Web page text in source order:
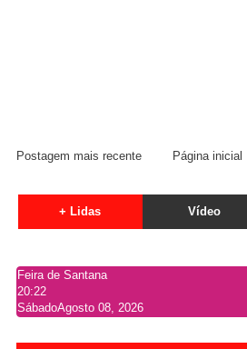
Postagem mais recente Página inicial
+ Lidas Vídeo
Feira de Santana
20:22
SábadoAgosto 08, 2026